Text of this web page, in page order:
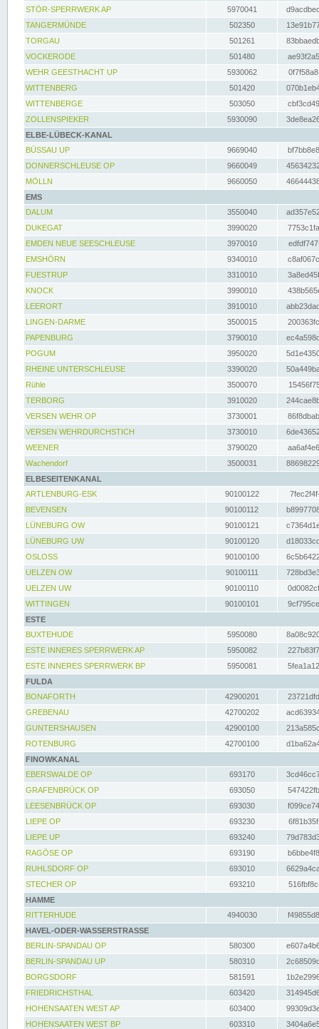
STÖR-SPERRWERK AP 5970041
TANGERMÜNDE
502350
TORGAU
501261
VOCKERODE
501480
WEHR GEESTHACHT UP
5930062
WITTENBERG
501420
WITTENBERGE
503050
ZOLLENSPIEKER
5930090
ELBE-LÜBECK-KANAL
BÜSSAU UP
9669040
DONNERSCHLEUSE OP
9660049
MÖLLN
9660050
EMS
DALUM
3550040
DUKEGAT
3990020
EMDEN NEUE SEESCHLEUSE
3970010
EMSHÖRN
9340010
FUESTRUP
3310010
KNOCK
3990010
LEERORT
3910010
LINGEN-DARME
3500015
PAPENBURG
3790010
POGUM
3950020
RHEINE UNTERSCHLEUSE
3390020
Rühle
3500070
TERBORG
3910020
VERSEN WEHR OP
3730001
VERSEN WEHRDURCHSTICH
3730010
WEENER
3790020
Wachendorf
3500031
ELBESEITENKANAL
ARTLENBURG-ESK
90100122
BEVENSEN
90100112
LÜNEBURG OW
90100121
LÜNEBURG UW
90100120
OSLOSS
90100100
UELZEN OW
90100111
UELZEN UW
90100110
WITTINGEN
90100101
ESTE
BUXTEHUDE
5950080
ESTE INNERES SPERRWERK AP
5950082
ESTE INNERES SPERRWERK BP
5950081
FULDA
BONAFORTH
42900201
GREBENAU
42700202
GUNTERSHAUSEN
42900100
ROTENBURG
42700100
FINOWKANAL
EBERSWALDE OP
693170
GRAFENBRÜCK OP
693050
LEESENBRÜCK OP
693030
LIEPE OP
693230
LIEPE UP
693240
RAGÖSE OP
693190
RUHLSDORF OP
693010
STECHER OP
693210
HAMME
RITTERHUDE
4940030
HAVEL-ODER-WASSERSTRASSE
BERLIN-SPANDAU OP
580300
BERLIN-SPANDAU UP
580310
BORGSDORF
581591
FRIEDRICHSTHAL
603420
HOHENSAATEN WEST AP
603400
HOHENSAATEN WEST BP
603310